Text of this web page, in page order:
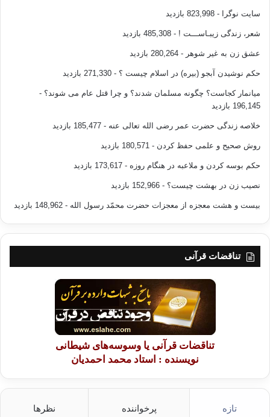
سایت نوگرا - 823,998 بازدید
شعر، زندگی زیبـاســـت ! - 485,308 بازدید
عشق زن به غیر شوهر - 280,264 بازدید
حکم نوشیدن آبجو (بیره) در اسلام چیست ؟ - 271,330 بازدید
میانمار کجاست؟ چگونه مسلمان شدند؟ و چرا قتل عام می شوند؟ -
196,145 بازدید
خلاصه زندگی حضرت عمر رضی الله تعالی عنه - 185,477 بازدید
روش صحیح و علمی حفظ کردن - 180,571 بازدید
حکم بوسه کردن و ملاعبه در هنگام روزه - 173,617 بازدید
نصیب زن در بهشت چیست؟ - 152,966 بازدید
بیست و هشت معجزه از معجزات حضرت محمّد رسول الله - 148,962 بازدید
تناقضات قرآنی
تناقضات قرآنی یا وسوسه‌های شیطانی
نویسنده : استاد محمد احمدیان
تازه پرخواننده نظرها